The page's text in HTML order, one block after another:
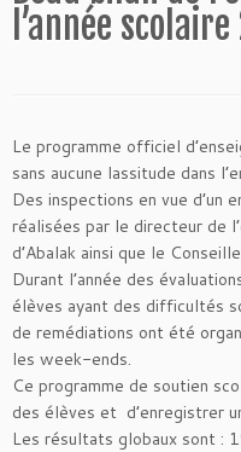
l’année
Le programme officiel
sans aucune lassitude dans
Des inspections en vue d’un
réalisées par le directeur de
d’Abalak ainsi que le
Durant l’année des
élèves ayant des difficultés
de remédiations ont été
les week-ends.
Ce programme de soutien
des élèves et d’enregistrer
Les résultats globaux sont :